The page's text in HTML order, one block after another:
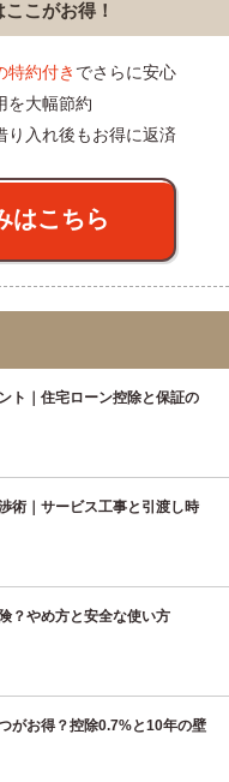
こがお得！
特約付き でさらに安心
を大幅節約
り入れ後もお得に返済
はこちら
ト｜住宅ローン控除と保証の
術｜サービス工事と引渡し時
？やめ方と安全な使い方
がお得？控除0.7%と10年の壁